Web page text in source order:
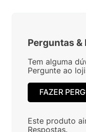
Perguntas &
Tem alguma
Pergunte ao
FAZER
Este produto
Respostas.